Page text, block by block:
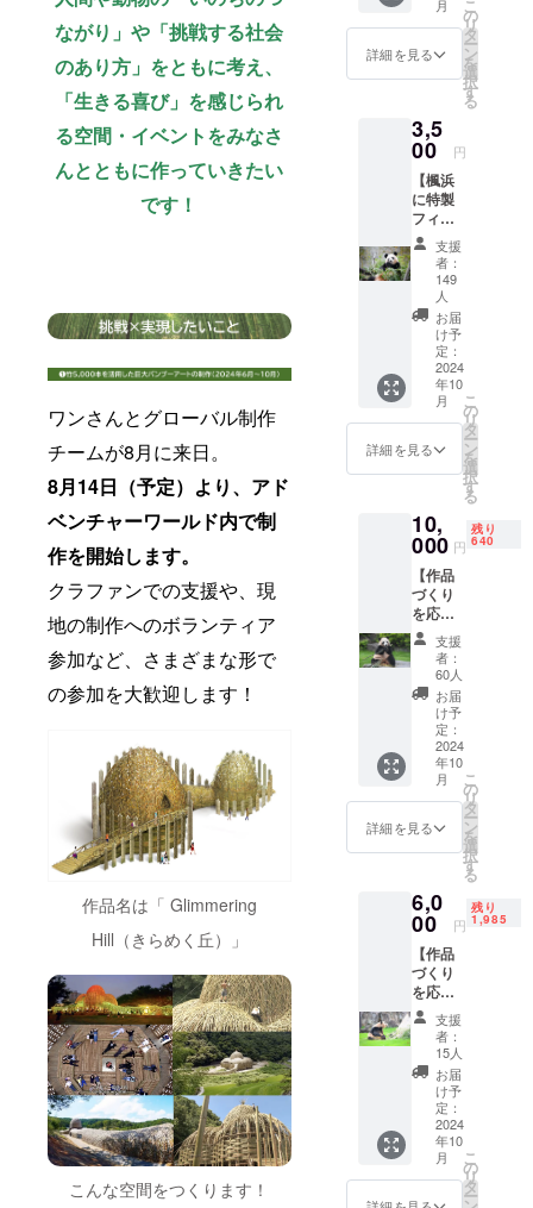
ながり」や「挑戦する社会
のあり方」をともに考え、
「生きる喜び」を感じられ
る空間・イベントをみなさ
んとともに作っていきたい
です！
ワンさんとグローバル制作
チームが8月に来日。
8月14日（予定）より、アド
ベンチャーワールド内で制
作を開始します。
クラファンでの支援や、現
地の制作へのボランティア
参加など、さまざまな形で
の参加を大歓迎します！
作品名は「 Glimmering
Hill（きらめく丘）」
こんな空間をつくります！
ンドメ
イドで
ガラス
を型に
流し込
物のた
め、ガ
ラスの
輪郭部
分の形
状やサ
イズが1
点1点異
なりま
す。ま
た細か
い気泡
が入り
ます。
・シリ
アルナ
ンバー
の数字
は指定
・お一
人様1点
限り購
入可能
です。
※本プロ
ジェク
トのみ
の販売
になり
ます
しま
裏面に
手書き
します
（記入
イメー
ジは画
像をご
覧くだ
さい）
・文字
種/数：
ひらが
な、カ
タカ
ナ、ア
ルファ
ベット
から10
文字以
内 ＜注
意事項
＞ ・ハ
イドで
ガラス
を型に
流し込
む一点
物のた
め、ガ
ラスの
輪郭部
分の形
状やサ
イズが1
点1点異
なりま
す。ま
た細か
い気泡
が入り
アルナ
ンバー
の数字
は指定
できま
せん。
・お一
人様1点
限り購
入可能
です。
※本プロ
ジェク
トのみ
の販売
になり
せん。
・頑丈
れてい
ます
が、消
耗品と
なりま
す。使
い方に
よって
は、切
れる可
能性も
ござい
ます。
【まさ
みっ
ちょ:
ロープ
アー
ティス
どもの
「本当
の」遊
び場を
手がけ
るアー
ティス
ト 子ど
もは遊
ぶこと
で【生
きる
力】を
身につ
け、
【生き
る楽し
さ】を
味わっ
ことを
モッ
トーと
して、
日本全
国を舞
台に楽
しくワ
クワク
する空
間を作
り上げ
てい
る。
ことが
す。直
射日光
避け、
室内の
風通し
の良い
場所で
使用・
保管し
てくだ
さい。
【Mike
y Pan：
アー
ティス
ト/空間
演出
家】 台
身、｢目
に見え
界と光
の具現
化｣をコ
ンセプ
トに、
平面作
品の
ウォー
ルペイ
ント、
立体作
品のカ
ミアカ
リを掛
け合わ
せ、ア
ジア各
地の
フェス
ントで
空間演
出中。
し、ラ
ンプ等
をつけ
も可能
です！
※竹は自
然素材
です。
１つと
して同
じもの
はあり
ませ
ん。 ま
た、ヒ
ビ割
れ・カ
ビが発
ありま
す。直
多湿を
避け、
室内の
風通し
の良い
場所で
使用・
保管し
てくだ
さい。
【Mike
y Pan：
アー
ティス
ト/空間
家】 台
湾出
に見え
ない世
界と光
の具現
化｣をコ
ンセプ
トに、
平面作
品の
ウォー
ルペイ
ント、
立体作
品のカ
ミアカ
リを掛
け合わ
ワール
ド 日
程：ご
日に応
じて調
間：
10:00-
14:00
対象：1
名様/1
口 ※17
歳以下
のお子
様も同
額とな
ります
有効期
限：
12月末
・他の
席の可
能性が
ござい
ます。
・支援
者様の
交通費
や滞在
費は各
自でご
負担く
ださ
い。 ・
ご購入
をメー
ルにて
す。
の、一
穴一
穴、手
作りの
プ
シェー
ドで
す。 寝
室な
ど、プ
ライ
ベート
な空間
でも竹
あかり
を楽し
めま
す。 デ
ザイン
はお任
せとな
ります
です）
＜材料
＞ 真竹
（熊本
産） ＜
サイズ
＞ 太
さ：約
85mm
高さ：
230mm
光源：
電池式
ク型
LED（
竹は自
然素材
です。
１つと
して同
じもの
はあり
ませ
ん。 ま
た、ヒ
ビ割
れ・カ
ビが発
生する
月
詳細を見る
こ
の
リ
タ
ー
ン
を
選
択
す
る
3,5
00 円
【楓浜
に特製
フィー
ダーを
プレゼ
ント！
クラ
ファン
限定オ
ンライ
ンイベ
ント】
CHIKA
KEN 池
田親生
ダー
（※）を
プレゼ
ントす
る、ク
ラファ
ン限定
オンラ
インイ
ベント
です♪
イベン
ト内で
はアー
トのラ
イト
よる
アート
解説、
親生さ
んと飼
育ス
タッフ
のトー
クもお
楽しみ
いただ
けます
日時：
10月6日
(日)
支援
者：
149
人
お届
け予
定：
2024
年10
月
詳細を見る
こ
の
リ
タ
ー
ン
を
選
択
す
る
10,
000 円
残り
640
【作品
づくり
を応
援！
10mの
孟宗竹
×1本】
アート
で使用
する竹
5,000本
のうち1
本をご
支援い
ただ
ンブー
アート
プロ
ジェク
ト2024
の応援
パート
ナーに
なりま
せん
か？！
＜アー
トで使
用する
竹＞ 10
m×700
支援
者：
60人
お届
け予
定：
2024
年10
月
詳細を見る
こ
の
リ
タ
ー
ン
を
選
択
す
る
6,0
00 円
残り
1,985
【作品
づくり
を応
援！6m
の真竹
×1本】
アート
で使用
する竹
5,000本
のうち1
本をご
支援い
ただ
支援
者：
15人
お届
け予
定：
2024
年10
月
こ
の
リ
タ
ー